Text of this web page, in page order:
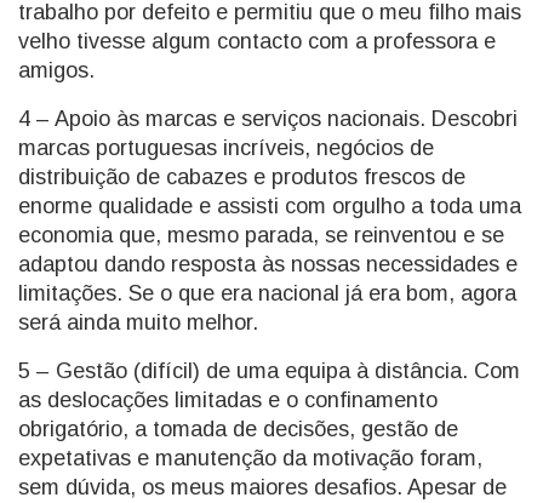
trabalho por defeito e permitiu que o meu filho mais
velho tivesse algum contacto com a professora e
amigos.
4 – Apoio às marcas e serviços nacionais. Descobri
marcas portuguesas incríveis, negócios de
distribuição de cabazes e produtos frescos de
enorme qualidade e assisti com orgulho a toda uma
economia que, mesmo parada, se reinventou e se
adaptou dando resposta às nossas necessidades e
limitações. Se o que era nacional já era bom, agora
será ainda muito melhor.
5 – Gestão (difícil) de uma equipa à distância. Com
as deslocações limitadas e o confinamento
obrigatório, a tomada de decisões, gestão de
expetativas e manutenção da motivação foram,
sem dúvida, os meus maiores desafios. Apesar de